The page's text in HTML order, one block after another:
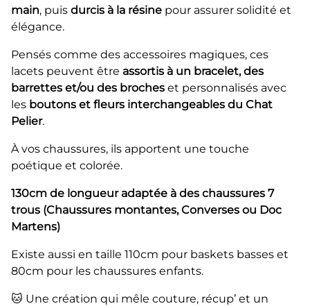
main, puis durcis à la résine pour assurer solidité et
élégance.
Pensés comme des accessoires magiques, ces
lacets peuvent être assortis à un bracelet, des
barrettes et/ou des broches et personnalisés avec
les boutons et fleurs interchangeables du Chat
Pelier.
À vos chaussures, ils apportent une touche
poétique et colorée.
130cm de longueur adaptée à des chaussures 7
trous (Chaussures montantes, Converses ou Doc
Martens)
Existe aussi en taille 110cm pour baskets basses et
80cm pour les chaussures enfants.
🐱 Une création qui mêle couture, récup’ et un